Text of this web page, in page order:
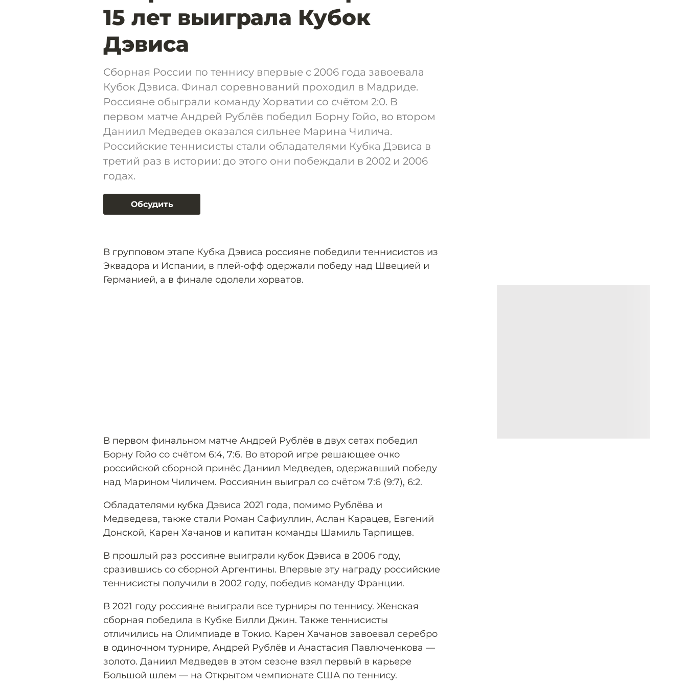
15 лет выиграла Кубок
Дэвиса
Сборная России по теннису впервые с 2006 года завоевала
Кубок Дэвиса. Финал соревнований проходил в Мадриде.
Россияне обыграли команду Хорватии со счётом 2:0. В
первом матче Андрей Рублёв победил Борну Гойо, во втором
Даниил Медведев оказался сильнее Марина Чилича.
Российские теннисисты стали обладателями Кубка Дэвиса в
третий раз в истории: до этого они побеждали в 2002 и 2006
годах.
Обсудить
В групповом этапе Кубка Дэвиса россияне победили теннисистов из
Эквадора и Испании, в плей-офф одержали победу над Швецией и
Германией, а в финале одолели хорватов.
В первом финальном матче Андрей Рублёв в двух сетах победил
Борну Гойо со счётом 6:4, 7:6. Во второй игре решающее очко
российской сборной принёс Даниил Медведев, одержавший победу
над Марином Чиличем. Россиянин выиграл со счётом 7:6 (9:7), 6:2.
Обладателями кубка Дэвиса 2021 года, помимо Рублёва и
Медведева, также стали Роман Сафиуллин, Аслан Карацев, Евгений
Донской, Карен Хачанов и капитан команды Шамиль Тарпищев.
В прошлый раз россияне выиграли кубок Дэвиса в 2006 году,
сразившись со сборной Аргентины. Впервые эту награду российские
теннисисты получили в 2002 году, победив команду Франции.
В 2021 году россияне выиграли все турниры по теннису. Женская
сборная победила в Кубке Билли Джин. Также теннисисты
отличились на Олимпиаде в Токио. Карен Хачанов завоевал серебро
в одиночном турнире, Андрей Рублёв и Анастасия Павлюченкова —
золото. Даниил Медведев в этом сезоне взял первый в карьере
Большой шлем — на Открытом чемпионате США по теннису.